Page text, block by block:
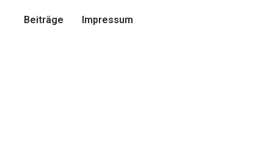
Beiträge Impressum